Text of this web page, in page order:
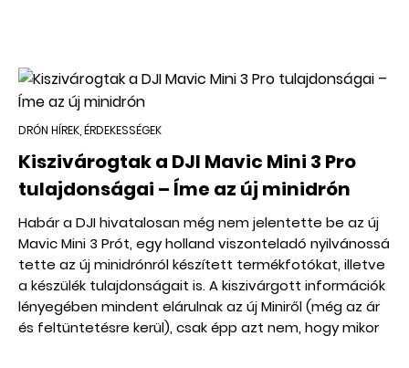
DRÓN HÍREK, ÉRDEKESSÉGEK
Kiszivárogtak a DJI Mavic Mini 3 Pro
tulajdonságai – Íme az új minidrón
Habár a DJI hivatalosan még nem jelentette be az új
Mavic Mini 3 Prót, egy holland viszonteladó nyilvánossá
tette az új minidrónról készített termékfotókat, illetve
a készülék tulajdonságait is. A kiszivárgott információk
lényegében mindent elárulnak az új Miniről (még az ár
és feltüntetésre kerül), csak épp azt nem, hogy mikor